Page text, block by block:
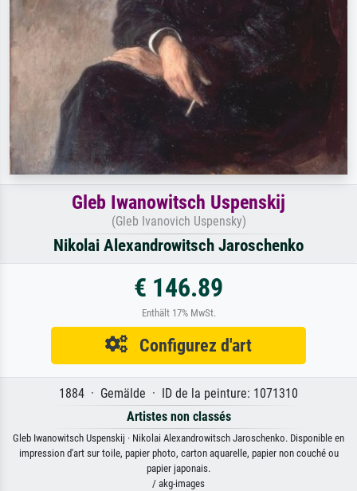
Gleb Iwanowitsch Uspenskij
(Gleb Ivanovich Uspensky)
Nikolai Alexandrowitsch Jaroschenko
€ 146.89
Enthält 17% MwSt.
Configurez d'art
1884 · Gemälde · ID de la peinture: 1071310
Artistes non classés
Gleb Iwanowitsch Uspenskij · Nikolai Alexandrowitsch Jaroschenko. Disponible en
impression d'art sur toile, papier photo, carton aquarelle, papier non couché ou
papier japonais.
/ akg-images